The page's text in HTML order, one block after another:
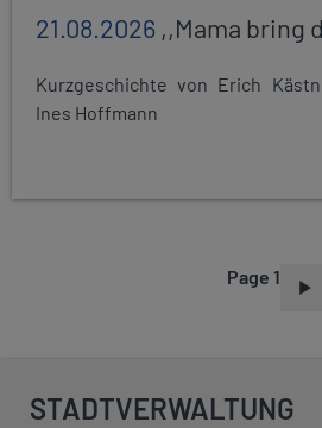
21.08.2026 ,,Mama bring
Kurzgeschichte von Erich
Ines Hoffmann
Page 1
STADTVERWALTUNG